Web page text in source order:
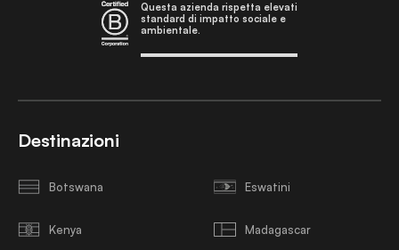
Questa azienda rispetta elevati
standard di impatto sociale e
ambientale.
Destinazioni
Botswana Eswatini
Kenya Madagascar